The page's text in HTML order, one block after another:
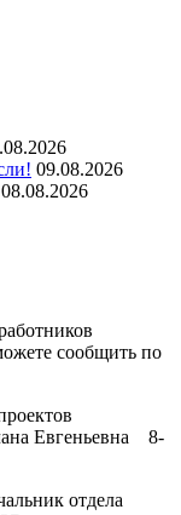
09.08.2026
08.08.2026
сообщить по
Евгеньевна 8-
отдела